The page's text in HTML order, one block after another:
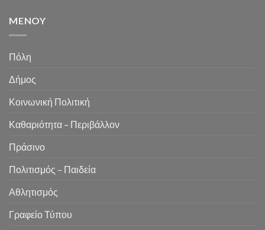
MENOY
Πόλη
Δήμος
Κοινωνική Πολιτική
Καθαριότητα – Περιβάλλον
Πράσινο
Πολιτισμός – Παιδεία
Αθλητισμός
Γραφείο Τύπου